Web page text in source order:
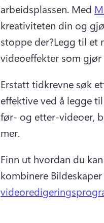
arbeidsplassen. Med
kreativiteten din og
stoppe der?Legg til et
videoeffekter som
Erstatt tidkrevne søk
effektive ved å legge
før- og etter-videoer,
mer.
Finn ut hvordan du
kombinere